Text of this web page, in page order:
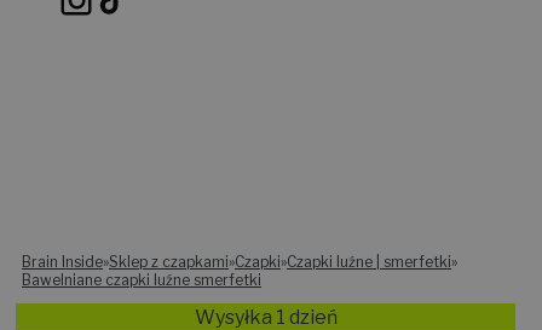
Brain Inside»Sklep z czapkami»Czapki»Czapki luźne | smerfetki»
Bawelniane czapki luźne smerfetki
Wysyłka 1 dzień